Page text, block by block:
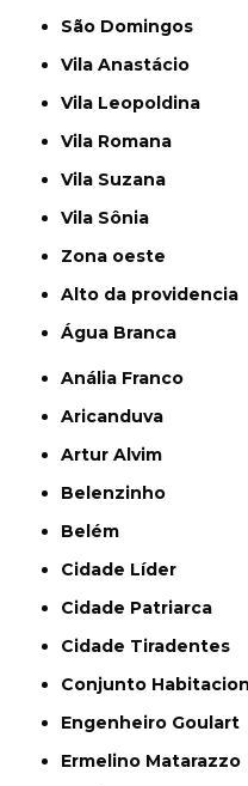
São Domingos
Vila Anastácio
Vila Leopoldina
Vila Romana
Vila Suzana
Vila Sônia
Zona oeste
alto da providencia
Água Branca
Anália Franco
Aricanduva
Artur Alvim
Belenzinho
Belém
Cidade Líder
Cidade Patriarca
Cidade Tiradentes
Conjunto
Engenheiro Goulart
Ermelino Matarazzo